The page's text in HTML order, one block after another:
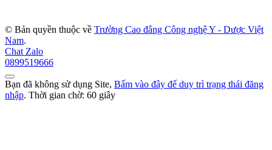
© Bản quyền thuộc về Trường Cao đẳng Công nghệ Y - Dược Việt
Nam.
Chat Zalo
0899519666
Bạn đã không sử dụng Site, Bấm vào đây để duy trì trạng thái đăng
nhập. Thời gian chờ: 60 giây